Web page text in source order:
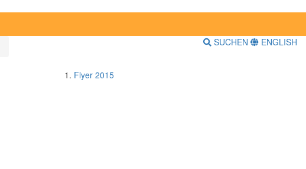
SUCHEN ENGLISH
Flyer 2015